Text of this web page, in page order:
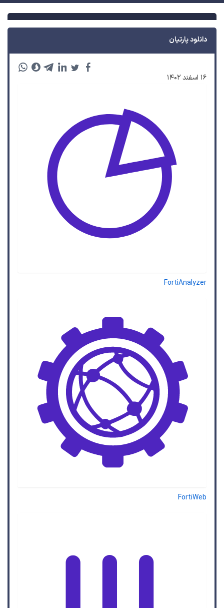
دانلود پارتیان
۱۶ اسفند ۱۴۰۲
FortiAnalyzer
FortiWeb